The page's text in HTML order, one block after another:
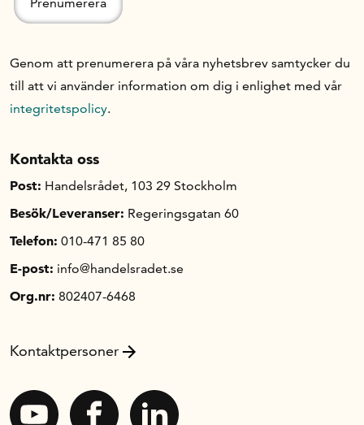
Genom att prenumerera på våra nyhetsbrev samtycker du
till att vi använder information om dig i enlighet med vår
integritetspolicy.
Kontakta oss
Post: Handelsrådet, 103 29 Stockholm
Besök/Leveranser: Regeringsgatan 60
Telefon: 010-471 85 80
E-post: info@handelsradet.se
Org.nr: 802407-6468
Kontaktpersoner